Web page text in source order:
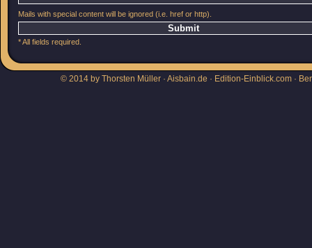
Mails with special content will be ignored (i.e. href or http).
* All fields required.
© 2014 by Thorsten Müller · Aisbain.de · Edition-Einblick.com ·